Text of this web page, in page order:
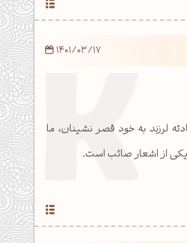
لرزند به خود قصر نشینان، ما
از اشعار صائب است.
1401/03/17